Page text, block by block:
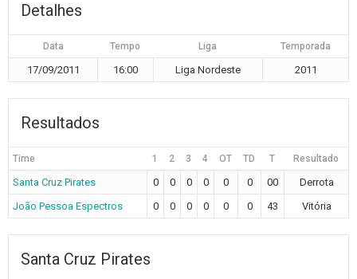
Detalhes
Data Tempo Liga Temporada
17/09/2011 16:00 Liga Nordeste 2011
Resultados
Time 1 2 3 4 OT TD T Resultado
Santa Cruz Pirates 0 0 0 0 0 0 00
Derrota
João Pessoa Espectros
0 0 0 0 0 0 43 Vitória
Santa Cruz Pirates